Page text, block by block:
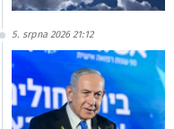
5. srpna 2026 21:12